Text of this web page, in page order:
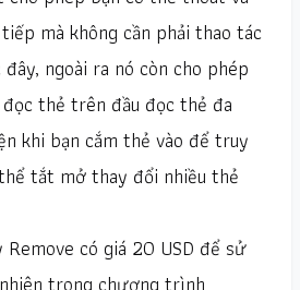
mà không cần phải thao tác
ngoài ra nó còn cho phép
thẻ trên đầu đọc thẻ đa
khi bạn cắm thẻ vào để truy
tắt mở thay đổi nhiều thẻ
Remove có giá 20 USD để sử